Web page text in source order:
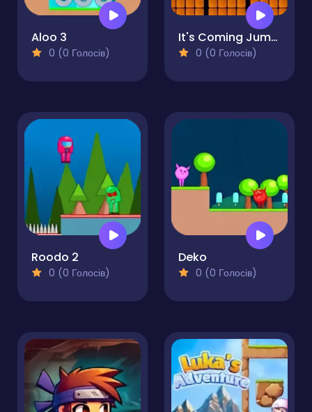
Aloo 3
0 (0 Голосів)
It's Coming Jump!
0 (0 Голосів)
Roodo 2
0 (0 Голосів)
Deko
0 (0 Голосів)